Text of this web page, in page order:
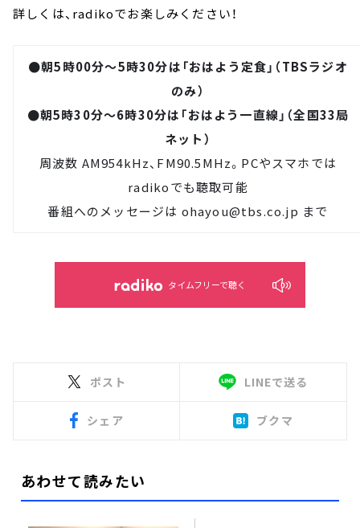
詳しくは、radikoでお楽しみください！
●朝5時00分～5時30分は「おはよう定食」（TBSラジオ
のみ）
●朝5時30分～6時30分は「おはよう一直線」（全国33局
ネット）
周波数 AM954kHz、FM90.5MHz。PCやスマホでは
radikoでも聴取可能
番組へのメッセージは ohayou@tbs.co.jp まで
タイムフリーで聴く
ポスト LINEで送る
シェア ブクマ
あわせて読みたい